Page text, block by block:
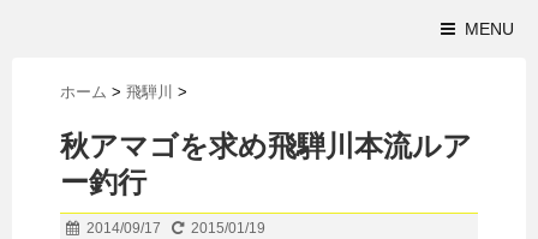
MENU
ホーム > 飛騨川 >
秋アマゴを求め飛騨川本流ルア
ー釣行
2014/09/17 2015/01/19